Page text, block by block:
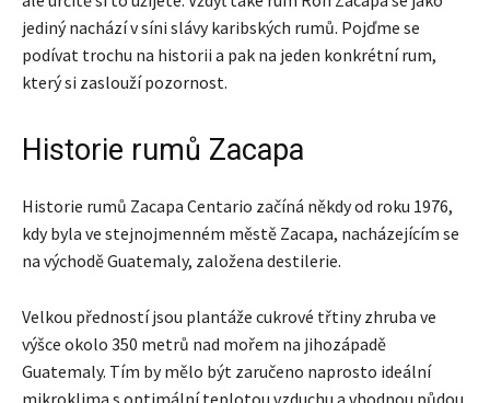
jediný nachází v síni slávy karibských rumů. Pojďme se
podívat trochu na historii a pak na jeden konkrétní rum,
který si zaslouží pozornost.
Historie rumů Zacapa
Historie rumů Zacapa Centario začíná někdy od roku 1976,
kdy byla ve stejnojmenném městě Zacapa, nacházejícím se
na východě Guatemaly, založena destilerie.
Velkou předností jsou plantáže cukrové třtiny zhruba ve
výšce okolo 350 metrů nad mořem na jihozápadě
Guatemaly. Tím by mělo být zaručeno naprosto ideální
mikroklima s optimální teplotou vzduchu a vhodnou půdou